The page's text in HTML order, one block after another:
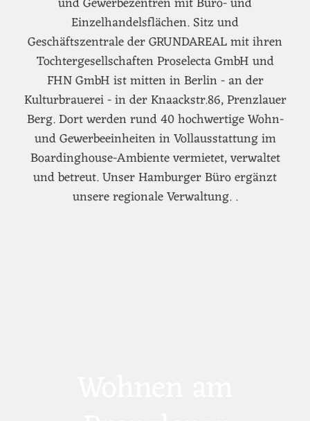
Einzelhandelsflächen. Sitz und
Geschäftszentrale der GRUNDAREAL mit ihren
Tochtergesellschaften Proselecta GmbH und
FHN GmbH ist mitten in Berlin - an der
Kulturbrauerei - in der Knaackstr.86, Prenzlauer
Berg. Dort werden rund 40 hochwertige Wohn-
und Gewerbeeinheiten in Vollausstattung im
Boardinghouse-Ambiente vermietet, verwaltet
und betreut. Unser Hamburger Büro ergänzt
unsere regionale Verwaltung. .